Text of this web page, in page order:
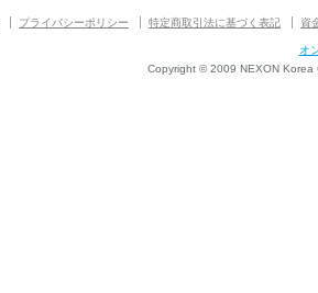
プライバシーポリシー 特定商取引法に基づく表記 資
オ
Copyright © 2009 NEXON Korea